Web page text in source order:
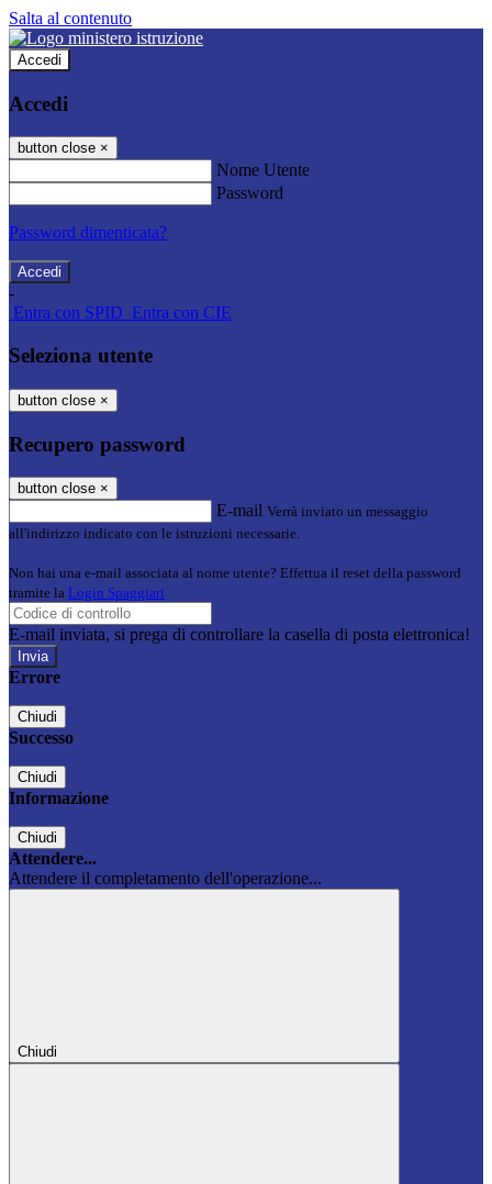
Salta al contenuto
Accedi
Accedi
button close ×
Nome Utente
Password
Password dimenticata?
-
Entra con SPID Entra con CIE
Seleziona utente
button close ×
Recupero password
button close ×
E-mail Verrà inviato un messaggio
all'indirizzo indicato con le istruzioni necessarie.
Non hai una e-mail associata al nome utente? Effettua il reset della password
tramite la Login Spaggiari
E-mail inviata, si prega di controllare la casella di posta elettronica!
Errore
Chiudi
Successo
Chiudi
Informazione
Chiudi
Attendere...
Attendere il completamento dell'operazione...
Chiudi